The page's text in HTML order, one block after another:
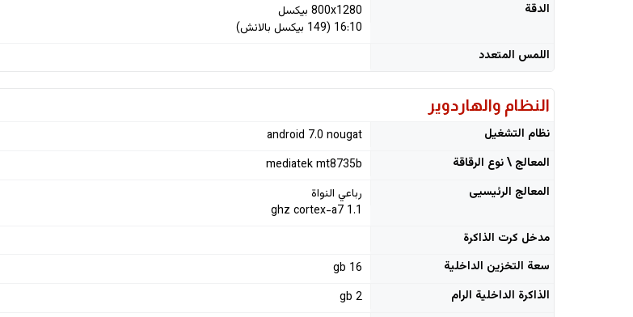
الدقة
800x1280 بيكسل
16:10 (149 بيكسل بالانش)
اللمس المتعدد
النظام والهاردوير
نظام التشغيل
android 7.0 nougat
المعالج \ نوع الرقاقة
mediatek mt8735b
المعالج الرئيسيى
رباعي النواة
1.1 ghz cortex-a7
مدخل كرت الذاكرة
سعة التخزين الداخلية
16 gb
الذاكرة الداخلية الرام
2 gb